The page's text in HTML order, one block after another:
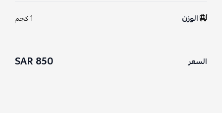
الوزن 1 كجم
السعر 850 SAR